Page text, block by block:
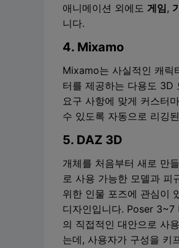
애니메이션 외에도 게임,
니다.
4. Mixamo
Mixamo는 사실적인 캐릭
터를 제공하는 다용도 3D
요구 사항에 맞게 커스터
수 있도록 자동으로 리깅
5. DAZ 3D
개체를 처음부터 새로 만
로 사용 가능한 모델과 피
위한 인물 포즈에 관심이
디자인입니다. Poser
의 직접적인 대안으로 사
는데, 사용자가 구성을 키